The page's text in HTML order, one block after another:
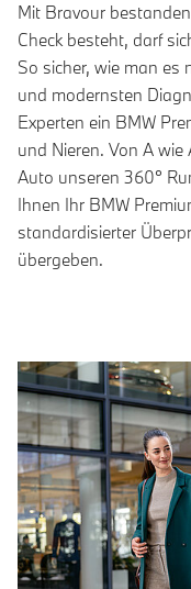
Mit Bravour
Check besteht, darf
So sicher, wie man es
und modernsten
Experten ein BMW
und Nieren. Von A
Auto unseren 360°
Ihnen Ihr BMW
standardisierter
übergeben.